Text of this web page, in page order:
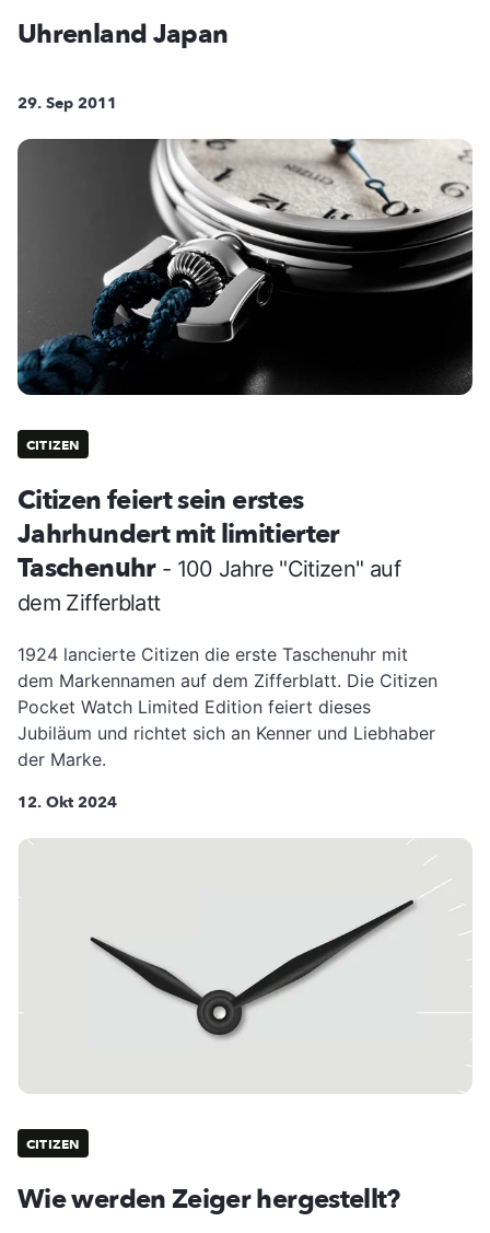
Uhrenland Japan
29. Sep 2011
CITIZEN
Citizen feiert sein erstes
Jahrhundert mit limitierter
Taschenuhr - 100 Jahre "Citizen" auf
dem Zifferblatt
1924 lancierte Citizen die erste Taschenuhr mit
dem Markennamen auf dem Zifferblatt. Die Citizen
Pocket Watch Limited Edition feiert dieses
Jubiläum und richtet sich an Kenner und Liebhaber
der Marke.
12. Okt 2024
CITIZEN
Wie werden Zeiger hergestellt?